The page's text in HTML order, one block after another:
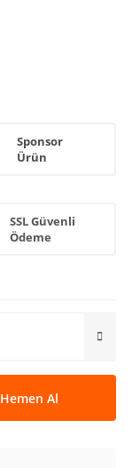
Sponsor
Ürün
SSL Güvenli
Ödeme
Hemen Al